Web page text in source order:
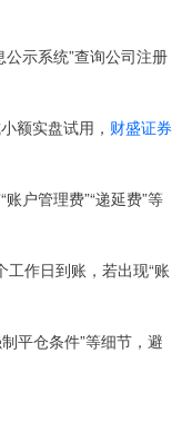
示系统”查询公司注册
额实盘试用， 财盛证券
户管理费”“递延费”等
作日到账，若出现“账
平仓条件”等细节，避